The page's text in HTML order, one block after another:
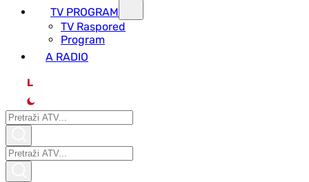
TV PROGRAM
ТV Raspored
Program
A RADIO
L